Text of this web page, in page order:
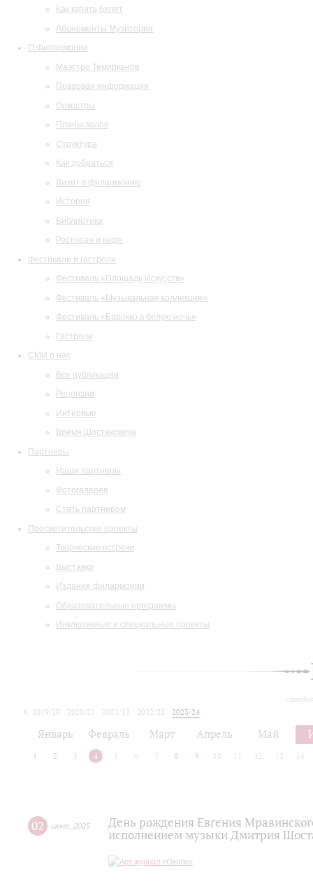
Как купить билет
Абонементы Музитория
О филармонии
Маэстро Темирканов
Правовая информация
Оркестры
Планы залов
Структура
Как добраться
Визит в филармонию
История
Библиотека
Ресторан и кафе
Фестивали и гастроли
Фестиваль «Площадь Искусств»
Фестиваль «Музыкальная коллекция»
Фестиваль «Барокко в белую ночь»
Гастроли
СМИ о нас
Все публикации
Рецензии
Интервью
Время Шостаковича
Партнеры
Наши партнеры
Фотогалерея
Стать партнером
Просветительские проекты
Творческие встречи
Выставки
Издания филармонии
Образовательные программы
Инклюзивные и специальные проекты
2019/20 2020/21 2021/22 2022/23
2023/24
Январь Февраль Март Апрель Май
1 2 3 4 5 6 7 8 9 10 12 13 14
02 июня 2025
День рождения Евгения
исполнением музыки Дмитрия